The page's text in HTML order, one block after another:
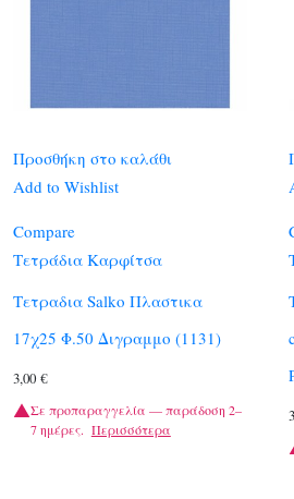
Προσθήκη στο καλάθι
Add to Wishlist
Compare
Τετράδια Καρφίτσα
Τετραδια Salko Πλαστικα
17χ25 Φ.50 Διγραμμο (1131)
3,00 €
Σε προπαραγγελία — παράδοση 2–
7 ημέρες. Περισσότερα